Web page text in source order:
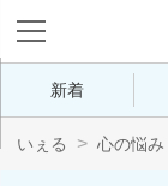
新着
いぇる 心の悩み